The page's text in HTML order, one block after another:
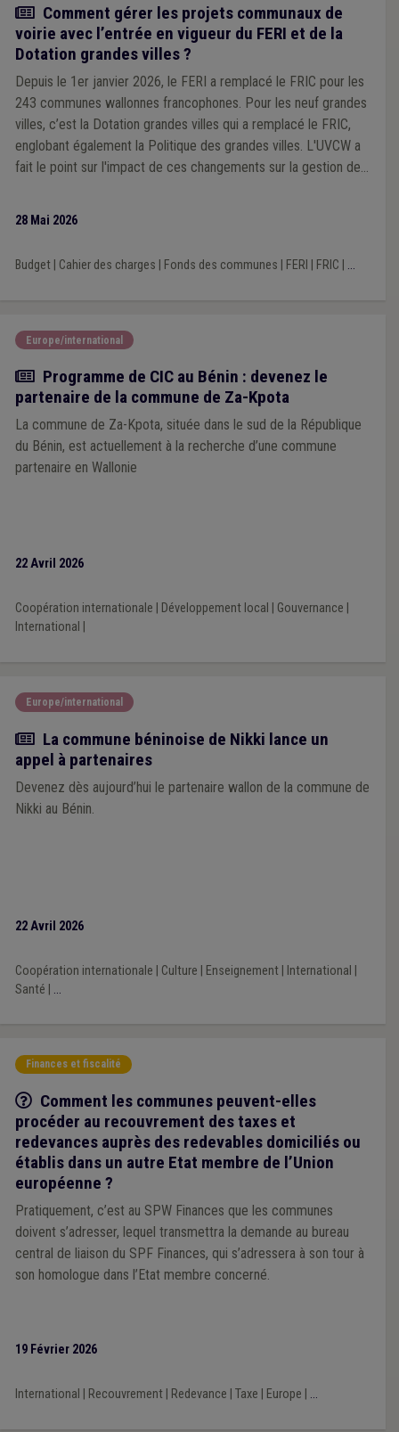
Article
Comment gérer les projets communaux de
voirie avec l’entrée en vigueur du FERI et de la
Dotation grandes villes ?
Depuis le 1er janvier 2026, le FERI a remplacé le FRIC pour les
243 communes wallonnes francophones. Pour les neuf grandes
villes, c’est la Dotation grandes villes qui a remplacé le FRIC,
englobant également la Politique des grandes villes. L'UVCW a
fait le point sur l'impact de ces changements sur la gestion des
28 Mai 2026
Budget| Cahier des charges Fonds des communes FERI FRIC ...
Europe/international
Actualité
Programme de CIC au Bénin : devenez le
partenaire de la commune de Za-Kpota
La commune de Za-Kpota, située dans le sud de la République
du Bénin, est actuellement à la recherche d’une commune
partenaire en Wallonie
22 Avril 2026
Coopération internationale Développement local Gouvernance
International
Europe/international
Actualité
La commune béninoise de Nikki lance un
appel à partenaires
Devenez dès aujourd’hui le partenaire wallon de la commune de
Nikki au Bénin.
22 Avril 2026
Coopération internationale Culture Enseignement| International
Santé
...
Finances et fiscalité
Q/R
Comment les communes peuvent-elles
procéder au recouvrement des taxes et
redevances auprès des redevables domiciliés ou
établis dans un autre Etat membre de l’Union
européenne ?
Pratiquement, c’est au SPW Finances que les communes
doivent s’adresser, lequel transmettra la demande au bureau
central de liaison du SPF Finances, qui s’adressera à son tour à
son homologue dans l’Etat membre concerné.
19 Février 2026
International Recouvrement| Redevance Taxe Europe ...